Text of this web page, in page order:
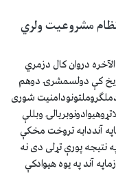
نظام مشروعيت ولري
دروان كال دزمري
كې دولسمشرۍ دوهم
شوری
وبللې
آنددابه تروخت مخكې
نتيجه پورې تړلی دی نه
آند په يوه هيوادكې